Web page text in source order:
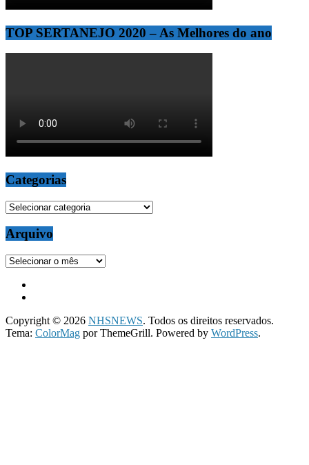
TOP SERTANEJO 2020 – As Melhores do ano
Categorias
Categorias
Arquivo
Arquivo
Copyright © 2026 NHSNEWS. Todos os direitos reservados.
Tema: ColorMag por ThemeGrill. Powered by WordPress.